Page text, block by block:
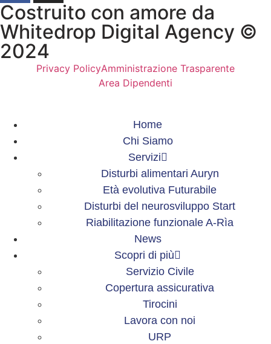
Costruito con amore da
Whitedrop Digital Agency ©
2024
Privacy PolicyAmministrazione Trasparente
Area Dipendenti
Home
Chi Siamo
Servizi
Disturbi alimentari Auryn
Età evolutiva Futurabile
Disturbi del neurosviluppo Start
Riabilitazione funzionale A-Rìa
News
Scopri di più
Servizio Civile
Copertura assicurativa
Tirocini
Lavora con noi
URP